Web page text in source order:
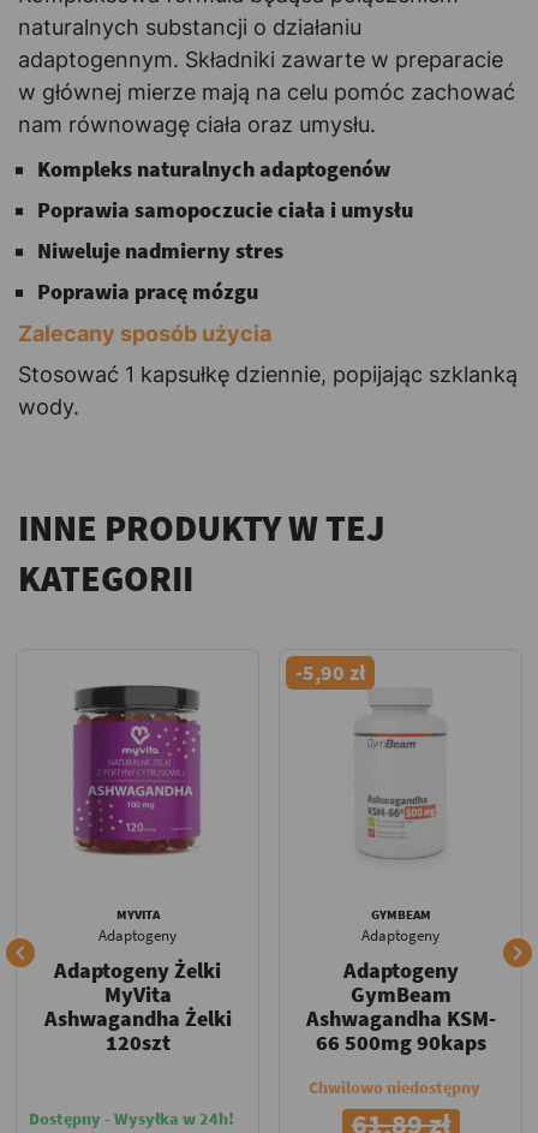
naturalnych substancji o działaniu
adaptogennym. Składniki zawarte w preparacie
w głównej mierze mają na celu pomóc zachować
nam równowagę ciała oraz umysłu.
Kompleks naturalnych adaptogenów
Poprawia samopoczucie ciała i umysłu
Niweluje nadmierny stres
Poprawia pracę mózgu
Zalecany sposób użycia
Stosować 1 kapsułkę dziennie, popijając szklanką
wody.
INNE PRODUKTY W TEJ
KATEGORII

MYVITA
Adaptogeny
Adaptogeny Żelki
MyVita
Ashwagandha Żelki
120szt
Dostępny - Wysyłka w 24h!
-5,90 zł
GYMBEAM
Adaptogeny
Adaptogeny
GymBeam
Ashwagandha KSM-
66 500mg 90kaps
Chwilowo niedostępny
61,89 zł
